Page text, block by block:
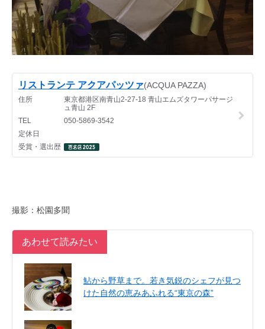
撮影：松園多聞
あわせて読みたい
鮎から野草まで。若き気鋭のシェフが見つ
けた自然の恵みあふれる“東京の森”